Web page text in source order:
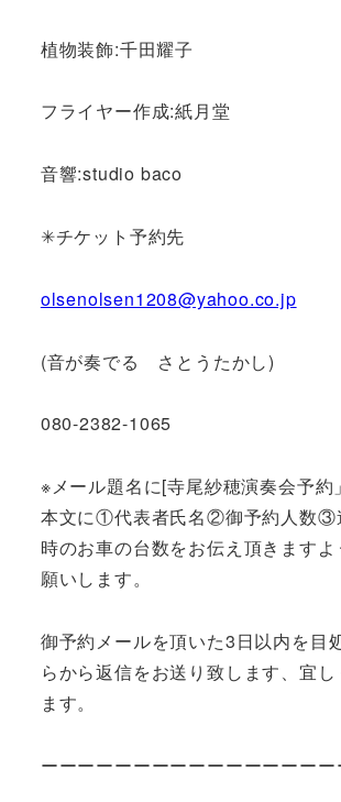
植物装飾:千田耀子
フライヤー作成:紙月堂
音響:studio baco
✳チケット予約先
olsenolsen1208@yahoo.co.jp
(音が奏でる さとうたかし)
080-2382-1065
※メール題名に[寺尾紗穂演奏会予約
本文に①代表者氏名②御予約人数
時のお車の台数をお伝え頂きます
願いします。
御予約メールを頂いた3日以内を目
らから返信をお送り致します、宜
ます。
ーーーーーーーーーーーーーーー